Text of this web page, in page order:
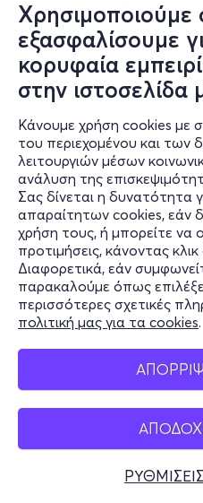
εξασφαλίσουμε
κορυφαία
στην ιστοσελίδα
Κάνουμε χρήση cookies με
του περιεχομένου και των
λειτουργιών μέσων
ανάλυση της
Σας δίνεται η δυνατότητα
απαραίτητων cookies, εάν
χρήση τους, ή μπορείτε να
προτιμήσεις, κάνοντας
Διαφορετικά, εάν
παρακαλούμε όπως
περισσότερες σχετικές
πολιτική μας για τα cookies.